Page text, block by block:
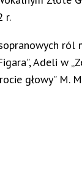
r.
ról
Adeli w
głowy” M.